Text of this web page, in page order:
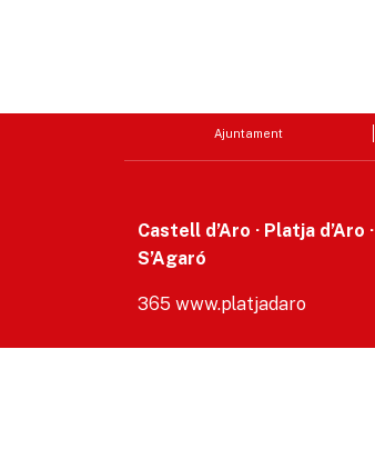
Ajuntament
Castell d’Aro · Platja d’Aro ·
S’Agaró
365 www.platjadaro